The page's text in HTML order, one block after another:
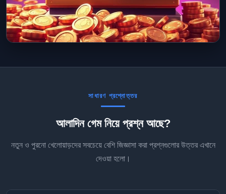
সাধারণ প্রশ্নোত্তর
আলাদিন গেম নিয়ে প্রশ্ন আছে?
নতুন ও পুরনো খেলোয়াড়দের সবচেয়ে বেশি জিজ্ঞাসা করা প্রশ্নগুলোর উত্তর এখানে
দেওয়া হলো।